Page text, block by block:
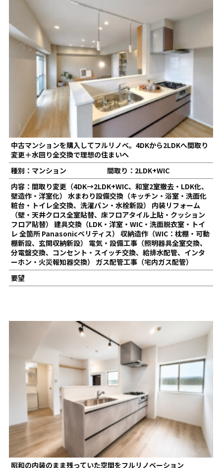
中古マンションを購入してフルリノベ。4DKから2LDKへ間取り
変更＋水回り全交換で理想の住まいへ
種別：マンション
間取り：2LDK+WIC
内容：間取り変更（4DK→2LDK+WIC、和室2室撤去・LDK化、
壁造作・洋室化） 水まわり設備交換（キッチン・浴室・洗面化
粧台・トイレ全交換、洗濯パン・水栓新設） 内装リフォーム
（壁・天井クロス全室貼替、床フロアタイル上貼・クッション
フロア貼替） 建具交換（LDK・洋室・WIC・洗面脱衣室・トイ
レ 全箇所 Panasonicベリティス） 収納造作（WIC：枕棚・可動
棚新設、玄関収納新設） 電気・設備工事（照明器具全室交換、
分電盤交換、コンセント・スイッチ交換、給排水配管、インタ
ーホン・火災報知器交換） ガス配管工事（宅内ガス配管）
要望
昭和の内装のまま残っていた空間をフルリノベーション